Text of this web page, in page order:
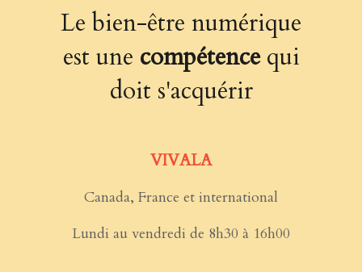
Le bien-être numérique
est une compétencequi
doit s'acquérir
VIVALA
Canada, France et international
Lundi au vendredi de 8h30 à 16h00